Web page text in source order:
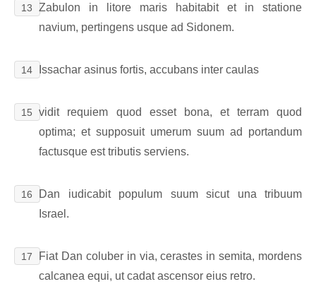
13
Zabulon in litore maris habitabit et in statione
navium, pertingens usque ad Sidonem.
14 Issachar asinus fortis, accubans inter caulas
15
vidit requiem quod esset bona, et terram quod
optima; et supposuit umerum suum ad portandum
factusque est tributis serviens.
16
Dan iudicabit populum suum sicut una tribuum
Israel.
17
Fiat Dan coluber in via, cerastes in semita, mordens
calcanea equi, ut cadat ascensor eius retro.